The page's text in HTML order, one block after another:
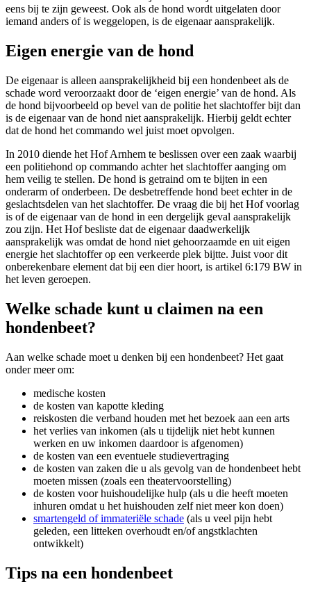
eens bij te zijn geweest. Ook als de hond wordt uitgelaten door
iemand anders of is weggelopen, is de eigenaar aansprakelijk.
Eigen energie van de hond
De eigenaar is alleen aansprakelijkheid bij een hondenbeet als de
schade word veroorzaakt door de ‘eigen energie’ van de hond. Als
de hond bijvoorbeeld op bevel van de politie het slachtoffer bijt dan
is de eigenaar van de hond niet aansprakelijk. Hierbij geldt echter
dat de hond het commando wel juist moet opvolgen.
In 2010 diende het Hof Arnhem te beslissen over een zaak waarbij
een politiehond op commando achter het slachtoffer aanging om
hem veilig te stellen. De hond is getraind om te bijten in een
onderarm of onderbeen. De desbetreffende hond beet echter in de
geslachtsdelen van het slachtoffer. De vraag die bij het Hof voorlag
is of de eigenaar van de hond in een dergelijk geval aansprakelijk
zou zijn. Het Hof besliste dat de eigenaar daadwerkelijk
aansprakelijk was omdat de hond niet gehoorzaamde en uit eigen
energie het slachtoffer op een verkeerde plek bijtte. Juist voor dit
onberekenbare element dat bij een dier hoort, is artikel 6:179 BW in
het leven geroepen.
Welke schade kunt u claimen na een
hondenbeet?
Aan welke schade moet u denken bij een hondenbeet? Het gaat
onder meer om:
medische kosten
de kosten van kapotte kleding
reiskosten die verband houden met het bezoek aan een arts
het verlies van inkomen (als u tijdelijk niet hebt kunnen
werken en uw inkomen daardoor is afgenomen)
de kosten van een eventuele studievertraging
de kosten van zaken die u als gevolg van de hondenbeet hebt
moeten missen (zoals een theatervoorstelling)
de kosten voor huishoudelijke hulp (als u die heeft moeten
inhuren omdat u het huishouden zelf niet meer kon doen)
smartengeld of immateriële schade (als u veel pijn hebt
geleden, een litteken overhoudt en/of angstklachten
ontwikkelt)
Tips na een hondenbeet